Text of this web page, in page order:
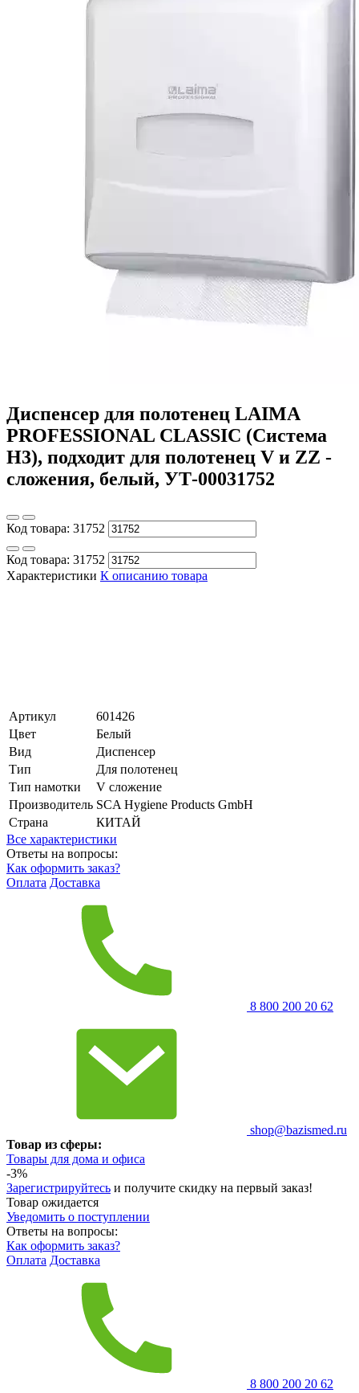
Диспенсер для полотенец LAIMA
PROFESSIONAL CLASSIC (Система
H3), подходит для полотенец V и ZZ -
сложения, белый, УТ-00031752
Код товара: 31752
Код товара: 31752
Характеристики К описанию товара
Артикул
601426
Цвет
Белый
Вид
Диспенсер
Тип
Для полотенец
Тип намотки
V сложение
Производитель SCA Hygiene Products GmbH
Страна
КИТАЙ
Все характеристики
Ответы на вопросы:
Как оформить заказ?
Оплата Доставка
8 800 200 20 62
shop@bazismed.ru
Товар из сферы:
Товары для дома и офиса
-3%
Зарегистрируйтесь и получите скидку на первый заказ!
Товар ожидается
Уведомить о поступлении
Ответы на вопросы:
Как оформить заказ?
Оплата Доставка
8 800 200 20 62